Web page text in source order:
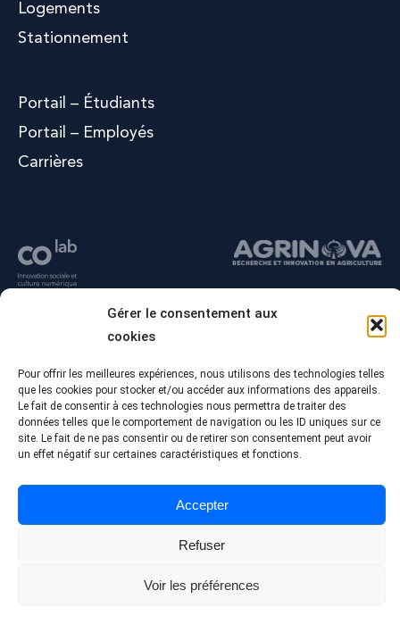
Gérer le consentement aux
cookies
Pour offrir les meilleures expériences, nous utilisons des technologies telles
que les cookies pour stocker et/ou accéder aux informations des appareils.
Le fait de consentir à ces technologies nous permettra de traiter des
données telles que le comportement de navigation ou les ID uniques sur ce
site. Le fait de ne pas consentir ou de retirer son consentement peut avoir
un effet négatif sur certaines caractéristiques et fonctions.
Accepter
Refuser
Voir les préférences
Logements
Stationnement
Portail – Étudiants
Portail – Employés
Carrières
© Tous droits réservés - Collège Alma
Politique de confidentialité